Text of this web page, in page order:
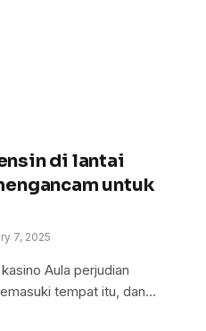
di lantai
untuk
7, 2025
Aula perjudian
tempat itu, dan…